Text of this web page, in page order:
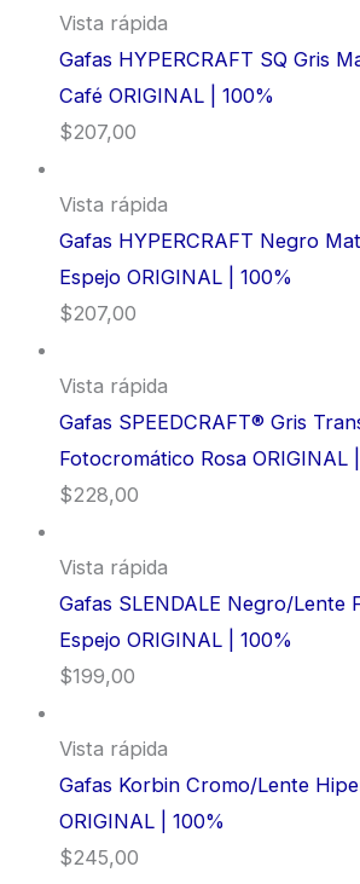
Vista rápida
Gafas HYPERCRAFT SQ Gris
Café ORIGINAL | 100%
$207,00
Vista rápida
Gafas HYPERCRAFT Negro
Espejo ORIGINAL | 100%
$207,00
Vista rápida
Gafas SPEEDCRAFT® Gris
Fotocromático Rosa ORIGINAL
$228,00
Vista rápida
Gafas SLENDALE Negro/Lente
Espejo ORIGINAL | 100%
$199,00
Vista rápida
Gafas Korbin Cromo/Lente
ORIGINAL | 100%
$245,00